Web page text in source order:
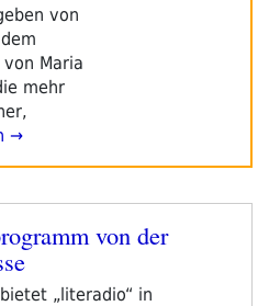
von
Maria
mehr
→
von der
„literadio“ in